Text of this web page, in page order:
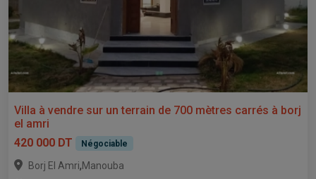
Villa à vendre sur un terrain de 700 mètres carrés à borj
el amri
420 000 DT
Négociable
Borj El Amri,Manouba